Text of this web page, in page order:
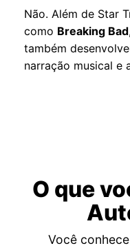
Não. Além de Star
como Breaking Bad
também
narração musical e
O que
Você